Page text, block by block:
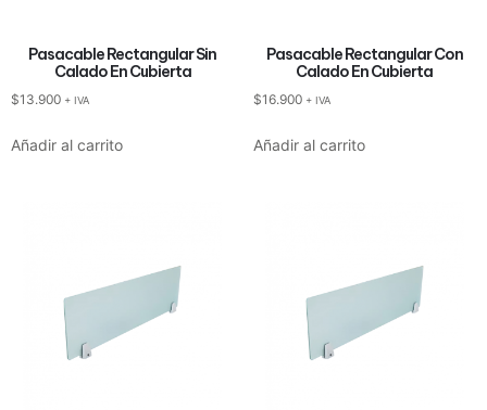
Pasacable Rectangular Sin
Calado En Cubierta
$13.900 + IVA
Añadir al carrito
Pasacable Rectangular Con
Calado En Cubierta
$16.900 + IVA
Añadir al carrito